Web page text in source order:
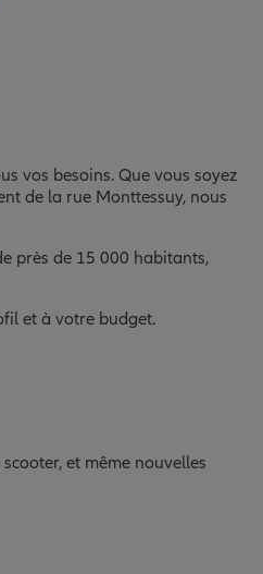
vos besoins. Que vous soyez
de la rue Monttessuy, nous
près de 15 000 habitants,
et à votre budget.
et même nouvelles